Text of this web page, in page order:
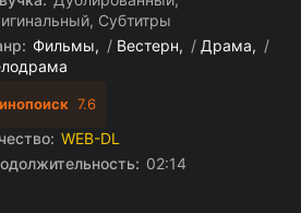
Субтитры
Фильмы / Вестерн / Драма
/
7.6
WEB-DL
02:14